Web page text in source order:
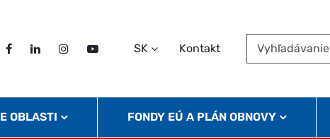
FacebookLinkedInInstagram
Twitter
SK Kontakt
Vyhľadávanie
OBLASTI FONDY EÚ A PLÁN OBNOVY